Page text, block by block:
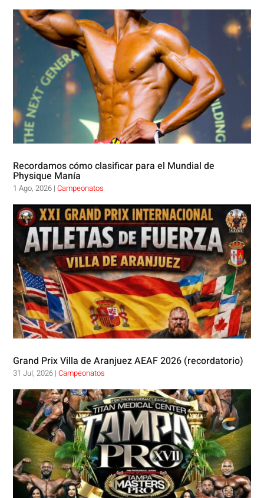
Recordamos cómo clasificar para el Mundial de
Physique Manía
1 Ago, 2026 |Campeonatos
Grand Prix Villa de Aranjuez AEAF 2026 (recordatorio)
31 Jul, 2026 |Campeonatos